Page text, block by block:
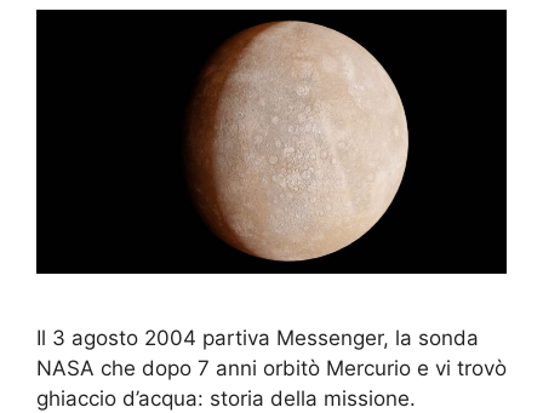
Il 3 agosto 2004 partiva Messenger, la sonda
NASA che dopo 7 anni orbitò Mercurio e vi trovò
ghiaccio d’acqua: storia della missione.